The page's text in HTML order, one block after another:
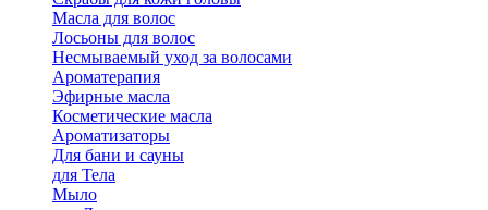
Масла для волос
Лосьоны для волос
Несмываемый уход за волосами
Ароматерапия
Эфирные масла
Косметические масла
Ароматизаторы
Для бани и сауны
для Тела
Мыло